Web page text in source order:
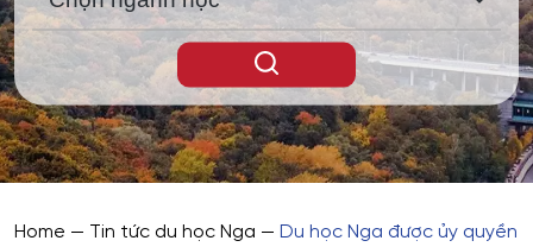
Home — Tin tức du học Nga — Du học Nga được ủy quyền